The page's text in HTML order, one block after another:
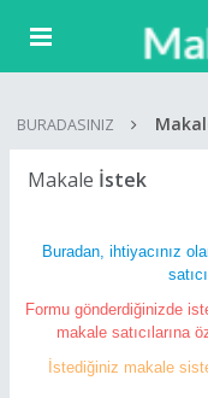
BURADASINIZ
Makale İstek
Buradan, ihtiyacınız
Formu gönderdiğinizde
makale satıcılarına
İstediğiniz makale